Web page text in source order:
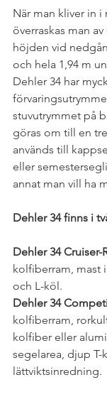
När man kliver in i
överraskas man
höjden vid
och hela 1,94 m
Dehler 34 har
stuvutrymmet på
göras om till en
används till
eller
annat man vill ha
Dehler 34 finns i
Dehler 34 Cruiser-
kolfiberram, mast
och L-köl.
Dehler 34
kolfiberram,
kolfiber eller
segelarea, djup T-
lättviktsinredning.